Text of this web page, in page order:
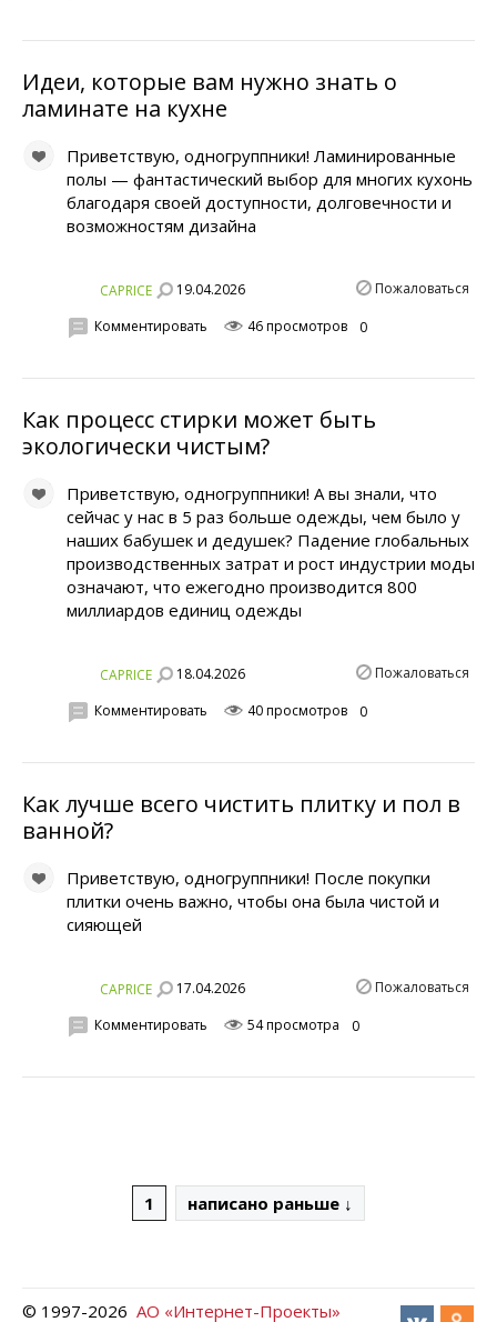
Идеи, которые вам нужно знать о
ламинате на кухне
Приветствую, одногруппники! Ламинированные
полы — фантастический выбор для многих кухонь
благодаря своей доступности, долговечности и
возможностям дизайна
CAPRICE 19.04.2026 Пожаловаться
Комментировать 46 просмотров 0
Как процесс стирки может быть
экологически чистым?
Приветствую, одногруппники! А вы знали, что
сейчас у нас в 5 раз больше одежды, чем было у
наших бабушек и дедушек? Падение глобальных
производственных затрат и рост индустрии моды
означают, что ежегодно производится 800
миллиардов единиц одежды
CAPRICE 18.04.2026 Пожаловаться
Комментировать 40 просмотров 0
Как лучше всего чистить плитку и пол в
ванной?
Приветствую, одногруппники! После покупки
плитки очень важно, чтобы она была чистой и
сияющей
CAPRICE 17.04.2026 Пожаловаться
Комментировать 54 просмотра 0
1 написано раньше ↓
© 1997-2026 АО «Интернет-Проекты»